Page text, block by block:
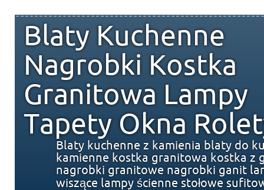
Blaty Kuchenne
Nagrobki Kostka
Granitowa Lampy
Tapety Okna
Blaty kuchenne z kamienia blaty do
kamienne kostka granitowa kostka z
nagrobki granitowe nagrobki ganit
wiszące lampy ścienne stołowe